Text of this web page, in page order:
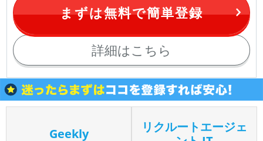
詳細はこちら
まずは無料で簡単登録
Geekly
リクルートエージェ